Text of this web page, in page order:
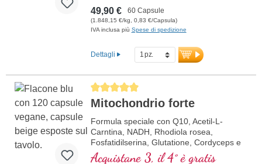
49,90 € 60 Capsule
(1.848,15 €/kg, 0,83 €/Capsula)
IVA inclusa più Spese di spedizione
Dettagli
Average rating of 5 out of 5 stars
Mitochondrio forte
Formula speciale con Q10, Acetil-L-
Carntina, NADH, Rhodiola rosea,
Fosfatidilserina, Glutatione, Cordyceps e
rame, che contribuisce al normale
Acquistane 3, il 4° è gratis